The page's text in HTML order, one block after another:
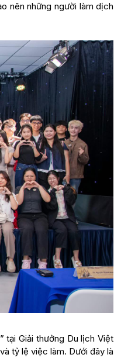
nên những người làm dịch
tại Giải thưởng Du lịch Việt
tỷ lệ việc làm. Dưới đây là